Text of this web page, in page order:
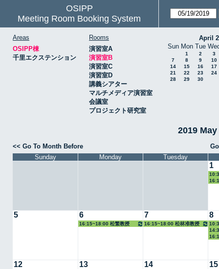
OSIPP
Meeting Room Booking System
Areas
OSIPP棟
千里エクステンション
Rooms
演習室A
演習室B
演習室C
演習室D
講義シアター
マルチメディア演習室
会議室
プロジェクト研究室
April
Sun Mon Tue
1 2
3
7
8 9
10
14
15 16
17
21
22 23
24
28
29 30
2019
<< Go To Month Before
Sunday
Monday Tuesday
1
5 6
16:15~18:00 松繁教授
7
16:15~18:00 松林准教授
8
12 13 14 15